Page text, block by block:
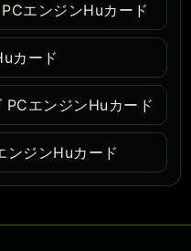
エンジンHuカード
カード
エンジンHuカード
ンジンHuカード